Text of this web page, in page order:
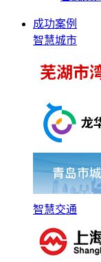
成功案例
智慧城市
智慧交通